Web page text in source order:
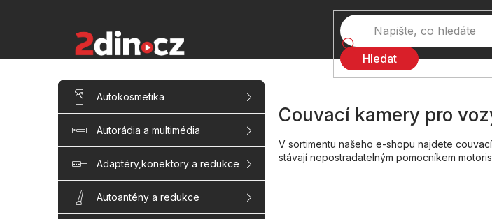
Hledat
P
s
r
n
í
Přeskočit
kategorieAutokosmetika
Autorádia a multimédia
Adaptéry,konektory a redukce
Autoantény a redukce
Couvací kamery pro
V sortimentu našeho e-shopu najdete
stávají nepostradatelným pomocníkem